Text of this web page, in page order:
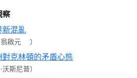
察
新混亂
啟元 ）
對克林頓的矛盾心態
‧沃斯尼普）